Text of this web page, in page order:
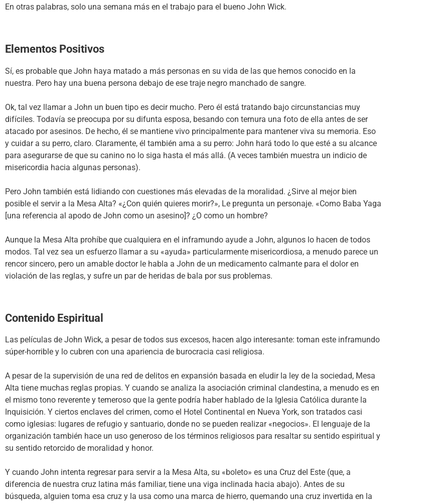
En otras palabras, solo una semana más en el trabajo para el bueno John Wick.
Elementos Positivos
Sí, es probable que John haya matado a más personas en su vida de las que hemos conocido en la
nuestra. Pero hay una buena persona debajo de ese traje negro manchado de sangre.
Ok, tal vez llamar a John un buen tipo es decir mucho. Pero él está tratando bajo circunstancias muy
difíciles. Todavía se preocupa por su difunta esposa, besando con ternura una foto de ella antes de ser
atacado por asesinos. De hecho, él se mantiene vivo principalmente para mantener viva su memoria. Eso
y cuidar a su perro, claro. Claramente, él también ama a su perro: John hará todo lo que esté a su alcance
para asegurarse de que su canino no lo siga hasta el más allá. (A veces también muestra un indicio de
misericordia hacia algunas personas).
Pero John también está lidiando con cuestiones más elevadas de la moralidad. ¿Sirve al mejor bien
posible el servir a la Mesa Alta? «¿Con quién quieres morir?», Le pregunta un personaje. «Como Baba Yaga
[una referencia al apodo de John como un asesino]? ¿O como un hombre?
Aunque la Mesa Alta prohíbe que cualquiera en el inframundo ayude a John, algunos lo hacen de todos
modos. Tal vez sea un esfuerzo llamar a su «ayuda» particularmente misericordiosa, a menudo parece un
rencor sincero, pero un amable doctor le habla a John de un medicamento calmante para el dolor en
violación de las reglas, y sufre un par de heridas de bala por sus problemas.
Contenido Espiritual
Las películas de John Wick, a pesar de todos sus excesos, hacen algo interesante: toman este inframundo
súper-horrible y lo cubren con una apariencia de burocracia casi religiosa.
A pesar de la supervisión de una red de delitos en expansión basada en eludir la ley de la sociedad, Mesa
Alta tiene muchas reglas propias. Y cuando se analiza la asociación criminal clandestina, a menudo es en
el mismo tono reverente y temeroso que la gente podría haber hablado de la Iglesia Católica durante la
Inquisición. Y ciertos enclaves del crimen, como el Hotel Continental en Nueva York, son tratados casi
como iglesias: lugares de refugio y santuario, donde no se pueden realizar «negocios». El lenguaje de la
organización también hace un uso generoso de los términos religiosos para resaltar su sentido espiritual y
su sentido retorcido de moralidad y honor.
Y cuando John intenta regresar para servir a la Mesa Alta, su «boleto» es una Cruz del Este (que, a
diferencia de nuestra cruz latina más familiar, tiene una viga inclinada hacia abajo). Antes de su
búsqueda, alguien toma esa cruz y la usa como una marca de hierro, quemando una cruz invertida en la